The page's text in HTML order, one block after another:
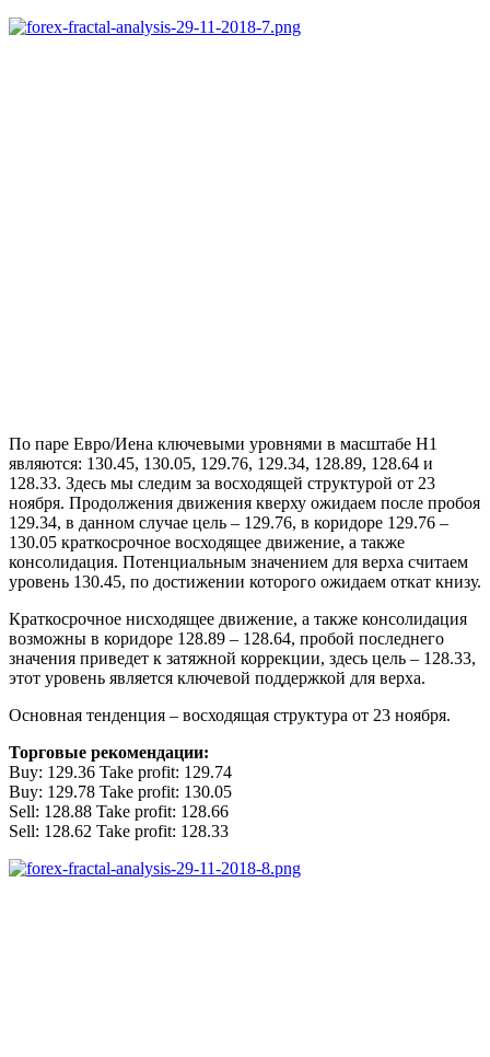
По паре Евро/Иена ключевыми уровнями в масштабе Н1
являются: 130.45, 130.05, 129.76, 129.34, 128.89, 128.64 и
128.33. Здесь мы следим за восходящей структурой от 23
ноября. Продолжения движения кверху ожидаем после пробоя
129.34, в данном случае цель – 129.76, в коридоре 129.76 –
130.05 краткосрочное восходящее движение, а также
консолидация. Потенциальным значением для верха считаем
уровень 130.45, по достижении которого ожидаем откат книзу.
Краткосрочное нисходящее движение, а также консолидация
возможны в коридоре 128.89 – 128.64, пробой последнего
значения приведет к затяжной коррекции, здесь цель – 128.33,
этот уровень является ключевой поддержкой для верха.
Основная тенденция – восходящая структура от 23 ноября.
Торговые рекомендации:
Buy: 129.36 Take profit: 129.74
Buy: 129.78 Take profit: 130.05
Sell: 128.88 Take profit: 128.66
Sell: 128.62 Take profit: 128.33